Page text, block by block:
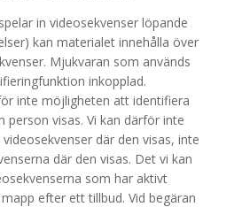
in videosekvenser löpande
kan materialet innehålla över
Mjukvaran som används
inkopplad.
inte möjligheten att identifiera
person visas. Vi kan därför inte
där den visas, inte
där den visas. Det vi kan
som har aktivt
efter ett tillbud. Vid begäran